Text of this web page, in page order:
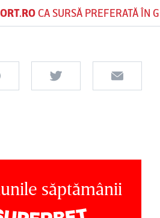
CA SURSĂ PREFERATĂ ÎN
săptămânii